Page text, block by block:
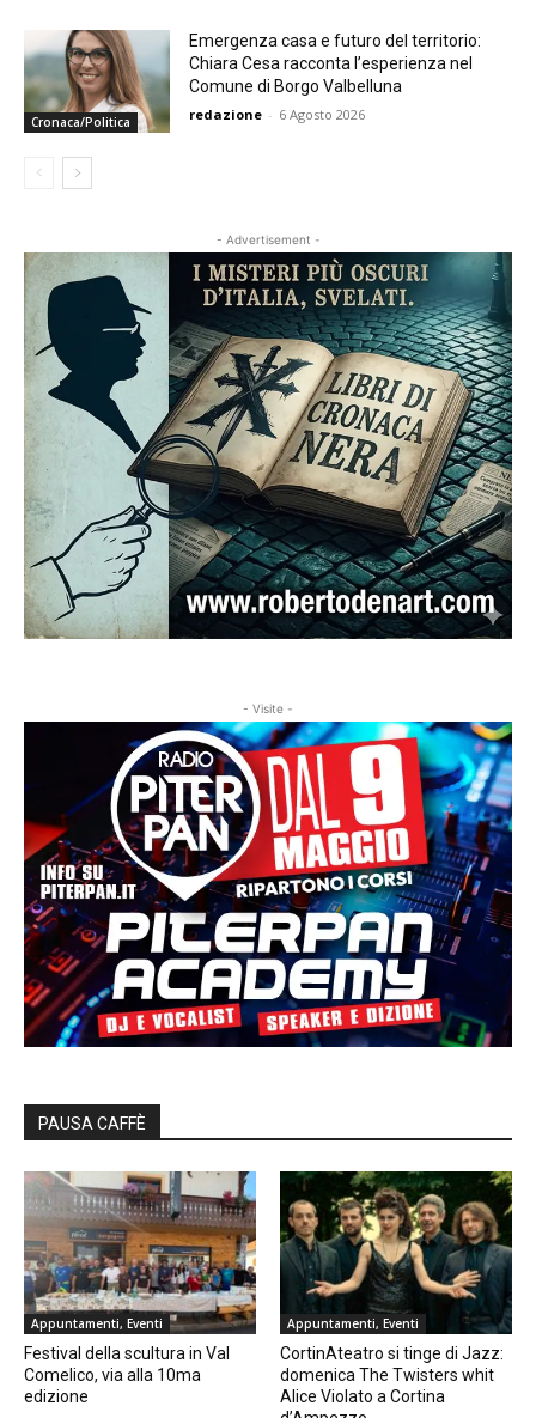
Cronaca/Politica
Emergenza casa e futuro del territorio:
Chiara Cesa racconta l’esperienza nel
Comune di Borgo Valbelluna
redazione - 6 Agosto 2026
- Advertisement -
- Visite -
PAUSA CAFFÈ
Appuntamenti, Eventi
Festival della scultura in Val
Comelico, via alla 10ma
edizione
Appuntamenti, Eventi
CortinAteatro si tinge di Jazz:
domenica The Twisters whit
Alice Violato a Cortina